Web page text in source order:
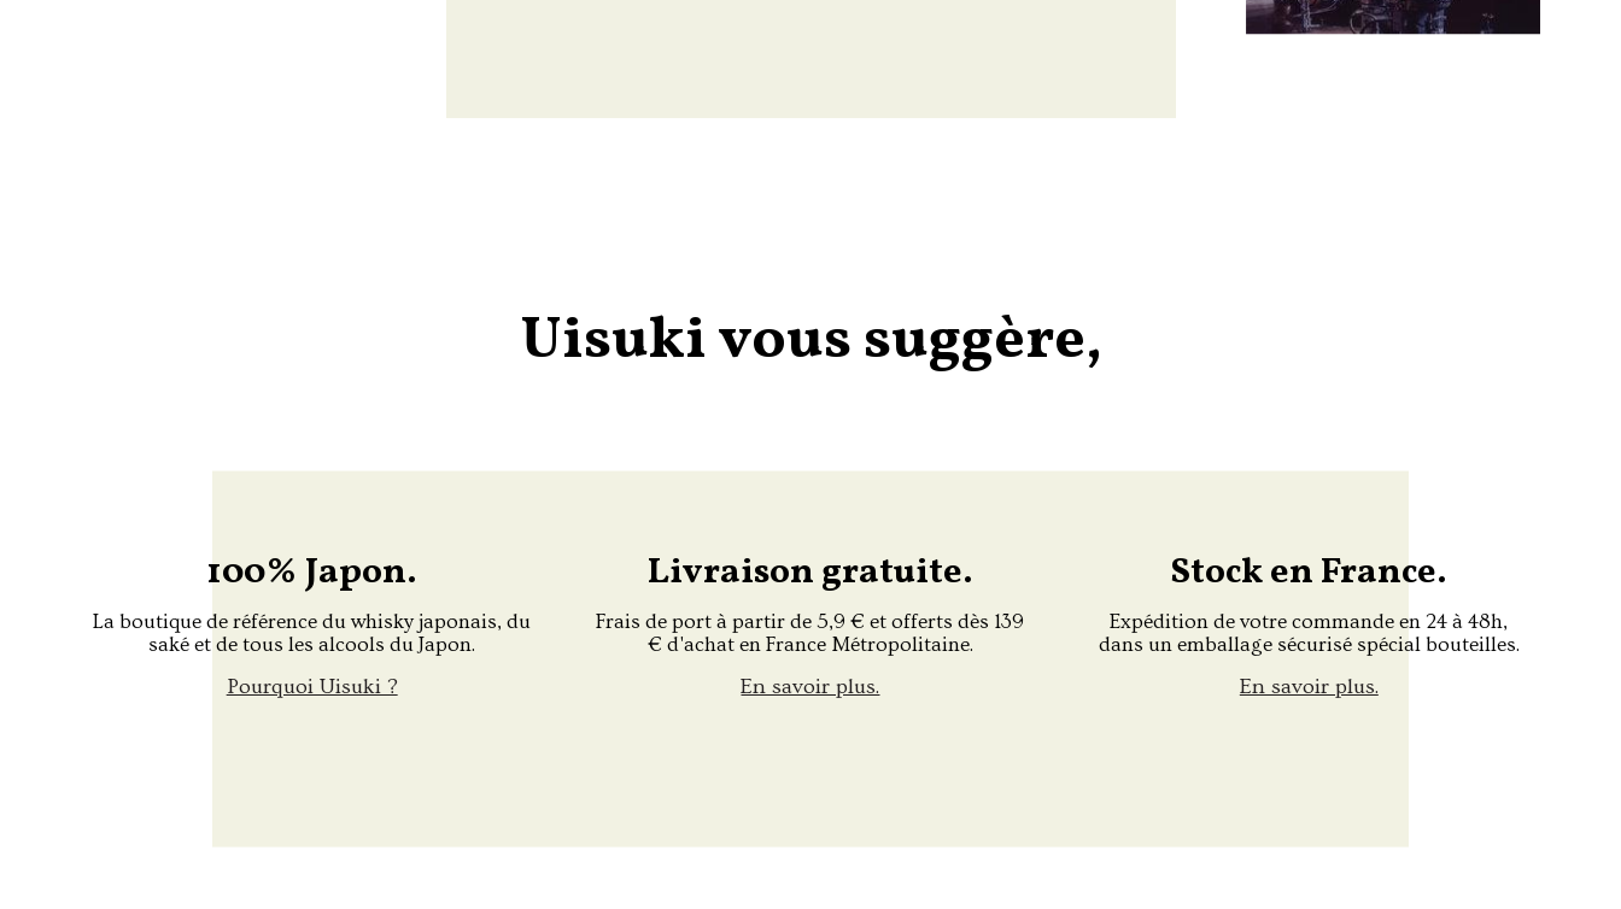
Uisuki vous suggère,
100% Japon.
La boutique de référence du whisky japonais, du
saké et de tous les alcools du Japon.
Pourquoi Uisuki ?
Livraison gratuite.
Frais de port à partir de 5,9 € et offerts dès 139
€ d'achat en France Métropolitaine.
En savoir plus.
Stock en France.
Expédition de votre commande en 24 à 48h,
dans un emballage sécurisé spécial bouteilles.
En savoir plus.